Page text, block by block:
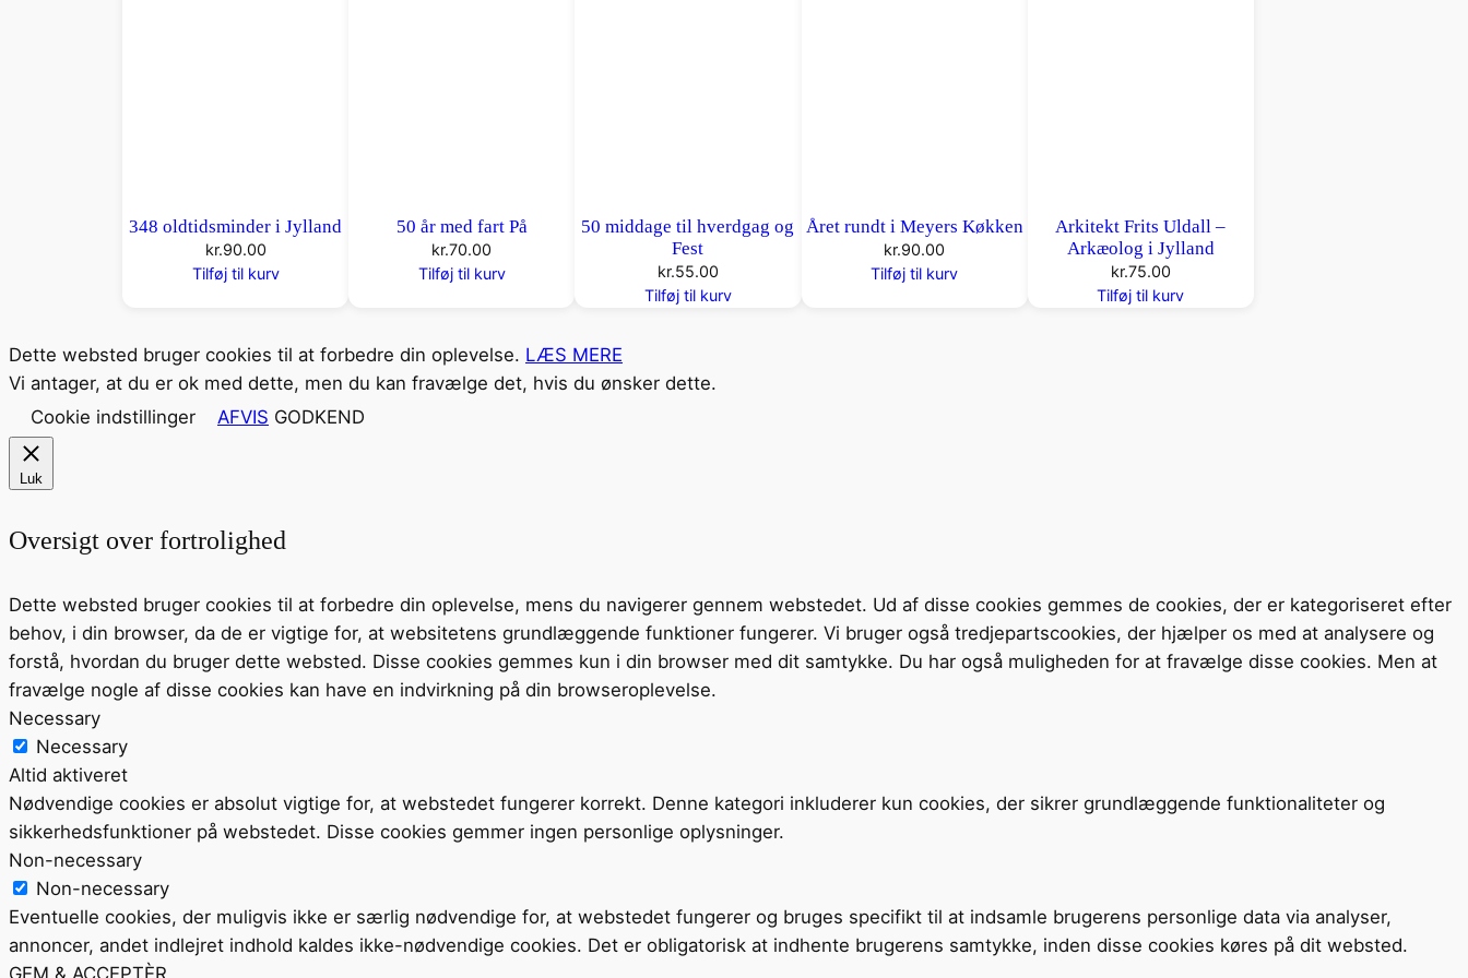
348 oldtidsminder i Jylland
kr.90.00
Tilføj til kurv
50 år med fart På
kr.70.00
Tilføj til kurv
50 middage til hverdgag og
Fest
kr.55.00
Tilføj til kurv
Året rundt i Meyers Køkken
kr.90.00
Tilføj til kurv
Arkitekt Frits Uldall –
Arkæolog i Jylland
kr.75.00
Tilføj til kurv
Dette websted bruger cookies til at forbedre din oplevelse. LÆS MERE
Vi antager, at du er ok med dette, men du kan fravælge det, hvis du ønsker dette.
Cookie indstillinger
AFVIS GODKEND
Luk
Oversigt over fortrolighed
Dette websted bruger cookies til at forbedre din oplevelse, mens du navigerer gennem webstedet. Ud af disse cookies gemmes de cookies, der er kategoriseret efter
behov, i din browser, da de er vigtige for, at websitetens grundlæggende funktioner fungerer. Vi bruger også tredjepartscookies, der hjælper os med at analysere og
forstå, hvordan du bruger dette websted. Disse cookies gemmes kun i din browser med dit samtykke. Du har også muligheden for at fravælge disse cookies. Men at
fravælge nogle af disse cookies kan have en indvirkning på din browseroplevelse.
Necessary
Necessary
Altid aktiveret
Nødvendige cookies er absolut vigtige for, at webstedet fungerer korrekt. Denne kategori inkluderer kun cookies, der sikrer grundlæggende funktionaliteter og
sikkerhedsfunktioner på webstedet. Disse cookies gemmer ingen personlige oplysninger.
Non-necessary
Non-necessary
Eventuelle cookies, der muligvis ikke er særlig nødvendige for, at webstedet fungerer og bruges specifikt til at indsamle brugerens personlige data via analyser,
annoncer, andet indlejret indhold kaldes ikke-nødvendige cookies. Det er obligatorisk at indhente brugerens samtykke, inden disse cookies køres på dit websted.